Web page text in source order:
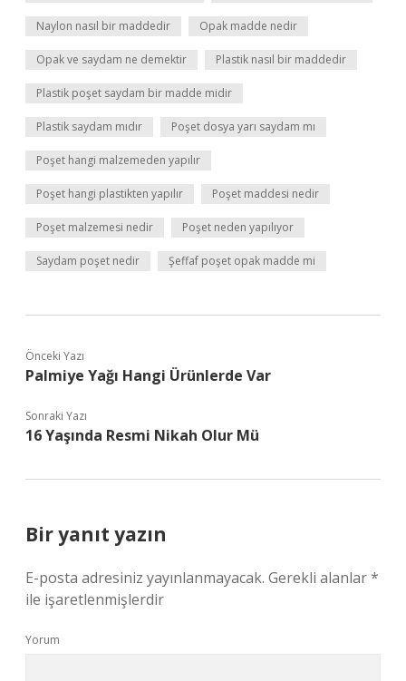
Naylon nasıl bir maddedir Opak madde nedir
Opak ve saydam ne demektir Plastik nasıl bir maddedir
Plastik poşet saydam bir madde midir
Plastik saydam mıdır Poşet dosya yarı saydam mı
Poşet hangi malzemeden yapılır
Poşet hangi plastikten yapılır Poşet maddesi nedir
Poşet malzemesi nedir Poşet neden yapılıyor
Saydam poşet nedir Şeffaf poşet opak madde mi
Önceki Yazı
Palmiye Yağı Hangi Ürünlerde Var
Sonraki Yazı
16 Yaşında Resmi Nikah Olur Mü
Bir yanıt yazın
E-posta adresiniz yayınlanmayacak. Gerekli alanlar*
ile işaretlenmişlerdir
Yorum